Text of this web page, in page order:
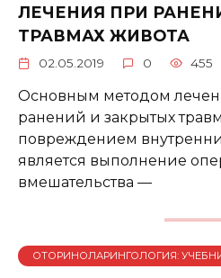
ЛЕЧЕНИЯ ПРИ
ТРАВМАХ ЖИВОТА
02.05.2019 0 455
Основным методом
ранений и закрытых
повреждением
является выполнение
вмешательства —
ОТОРИНОЛАРИНГОЛОГИЯ: